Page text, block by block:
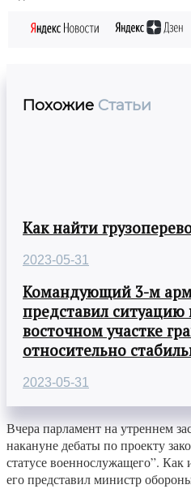
Похожие Статьи
Как найти
2023-05-31
Командующий 3-м
представил ситуацию
восточном участке
относительно
2023-05-31
Вчера парламент на утреннем
накануне дебаты по проекту
статусе военнослужащего”. Как
его представил министр